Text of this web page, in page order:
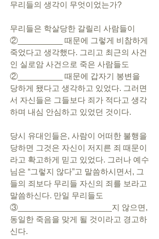
무리들의 생각이 무엇이었는가?
무리들은 학살당한 갈릴리 사람들이
②__________ 때문에 그렇게 비참하게
죽었다고 생각했다. 그리고 최근의 사건
인 실로암 사건으로 죽은 사람들도
②__________ 때문에 갑자기 봉변을
당하게 됐다고 생각하고 있었다. 그러면
서 자신들은 그들보다 죄가 적다고 생각
하며 내심 안심하고 있었던 것이다.
당시 유대인들은, 사람이 어떠한 불행을
당하면 그것은 자신이 저지른 죄 때문이
라고 확고하게 믿고 있었다. 그러나 예수
님은 “그렇지 않다”고 말씀하시면서, 그
들의 죄보다 무리들 자신의 죄를 보라고
말씀하신다. 만일 무리들도
③_____________________지 않으면,
동일한 죽음을 맞게 될 것이라고 경고하
신다.